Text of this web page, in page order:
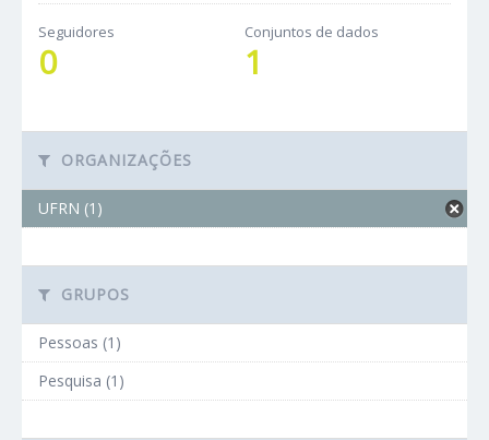
Seguidores
0
Conjuntos de dados
1
ORGANIZAÇÕES
UFRN (1)
GRUPOS
Pessoas (1)
Pesquisa (1)